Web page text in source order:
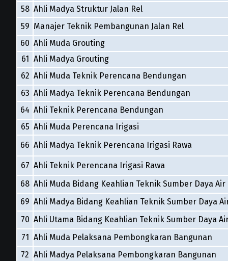
58 Ahli Madya Struktur Jalan Rel
59 Manajer Teknik Pembangunan Jalan Rel
60 Ahli Muda Grouting
61 Ahli Madya Grouting
62 Ahli Muda Teknik Perencana Bendungan
63 Ahli Madya Teknik Perencana Bendungan
64 Ahli Teknik Perencana Bendungan
65 Ahli Muda Perencana Irigasi
66 Ahli Madya Teknik Perencana Irigasi Rawa
67 Ahli Teknik Perencana Irigasi Rawa
68 Ahli Muda Bidang Keahlian Teknik Sumber Daya Air
69 Ahli Madya Bidang Keahlian Teknik Sumber Daya
70 Ahli Utama Bidang Keahlian Teknik Sumber Daya
71 Ahli Muda Pelaksana Pembongkaran Bangunan
72 Ahli Madya Pelaksana Pembongkaran Bangunan